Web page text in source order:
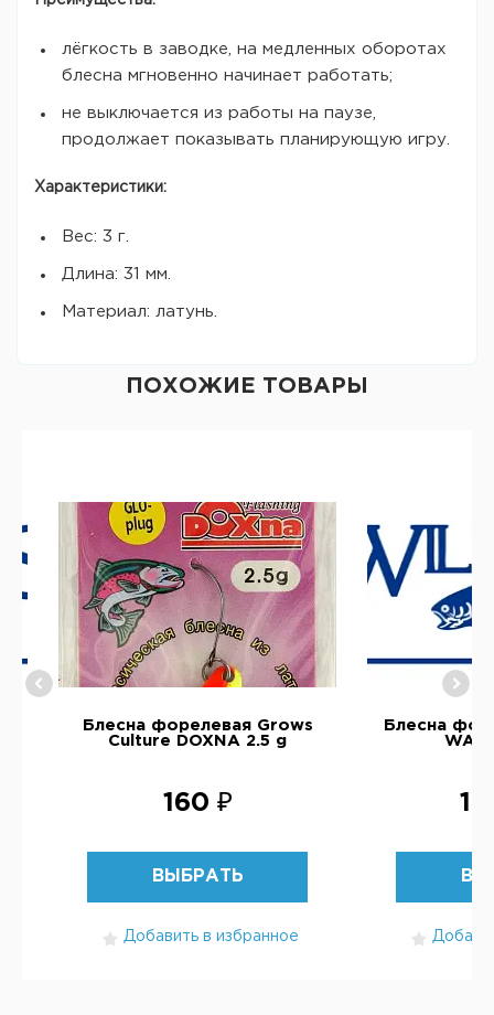
лёгкость в заводке, на медленных оборотах
блесна мгновенно начинает работать;
не выключается из работы на паузе,
продолжает показывать планирующую игру.
Характеристики:
Вес: 3 г.
Длина: 31 мм.
Материал: латунь.
ПОХОЖИЕ ТОВАРЫ
Блесна форелевая Grows
Culture DOXNA 2.5 g
160 ₽
ВЫБРАТЬ
Добавить в избранное
Блесна
1